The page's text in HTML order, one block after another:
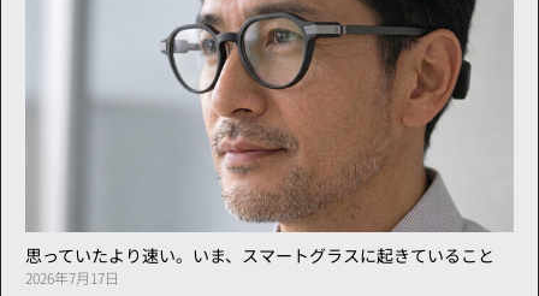
思っていたより速い。いま、スマートグラスに起きていること
2026年7月17日